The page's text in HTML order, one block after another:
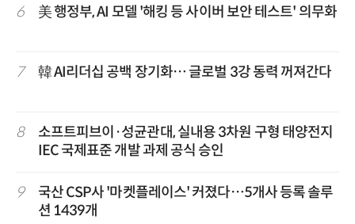
6 美 행정부, AI 모델 '해킹 등 사이버 보안 테스트' 의무화
7 韓 AI리더십 공백 장기화… 글로벌 3강 동력 꺼져간다
8
소프트피브이·성균관대, 실내용 3차원 구형 태양전지
IEC 국제표준 개발 과제 공식 승인
9
국산 CSP사 '마켓플레이스' 커졌다…5개사 등록 솔루
션 1439개